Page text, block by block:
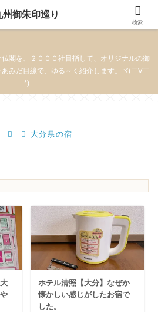
州御朱印巡り
閣を、２０００社目指して、オリジナルの御
みだ目線で、ゆる～く紹介します。ヾ(￣∀￣
*)
大分県の宿
ホテル清照【大分】なぜか
懐かしい感じがしたお宿で
した。
州御朱印巡り
検索